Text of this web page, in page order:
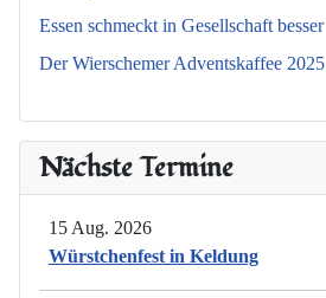
Essen schmeckt in Gesellschaft besser
Der Wierschemer Adventskaffee 2025
Nächste Termine
15 Aug. 2026
Würstchenfest in Keldung